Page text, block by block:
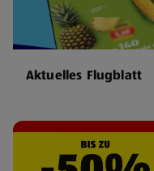
Aktuelles Flugblatt